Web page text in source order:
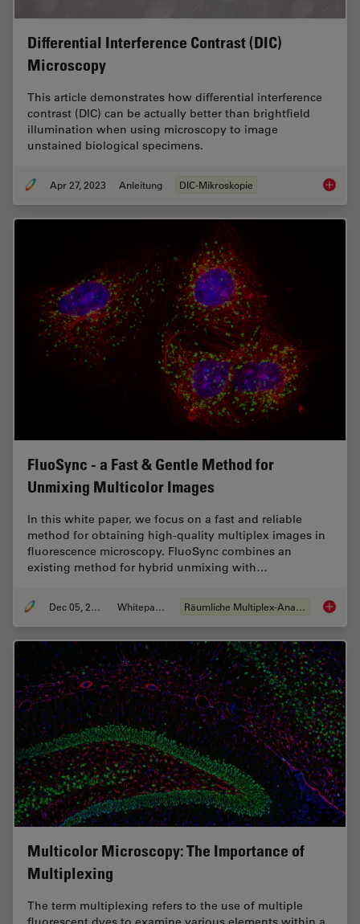
Differential Interference Contrast (DIC)
Microscopy
This article demonstrates how differential interference
contrast (DIC) can be actually better than brightfield
illumination when using microscopy to image
unstained biological specimens.
Apr 27, 2023 Anleitung DIC-Mikroskopie
FluoSync - a Fast & Gentle Method for
Unmixing Multicolor Images
In this white paper, we focus on a fast and reliable
method for obtaining high-quality multiplex images in
fluorescence microscopy. FluoSync combines an
existing method for hybrid unmixing with…
Dec 05, 2022 Whitepaper Räumliche Multiplex-Analyse
Multicolor Microscopy: The Importance of
Multiplexing
The term multiplexing refers to the use of multiple